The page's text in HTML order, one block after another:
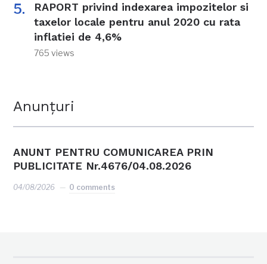
RAPORT privind indexarea impozitelor si
taxelor locale pentru anul 2020 cu rata
inflatiei de 4,6%
765 views
Anunțuri
ANUNT PENTRU COMUNICAREA PRIN
PUBLICITATE Nr.4676/04.08.2026
04/08/2026 0 comments